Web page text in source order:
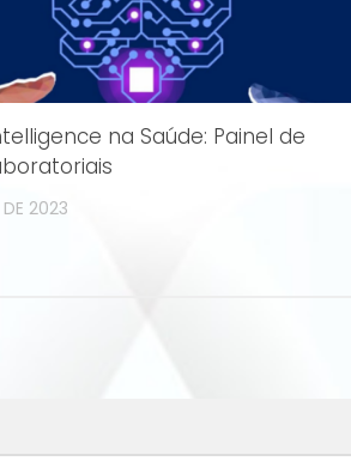
na Saúde: Painel de
2023